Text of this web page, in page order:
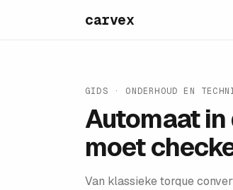
carvex
GIDS · ONDERHOUD EN
Automaat
moet
Van klassieke torque